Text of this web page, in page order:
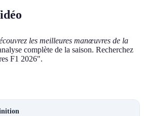
les meilleures manœuvres de la
complète de la saison. Recherchez
F1 2026".